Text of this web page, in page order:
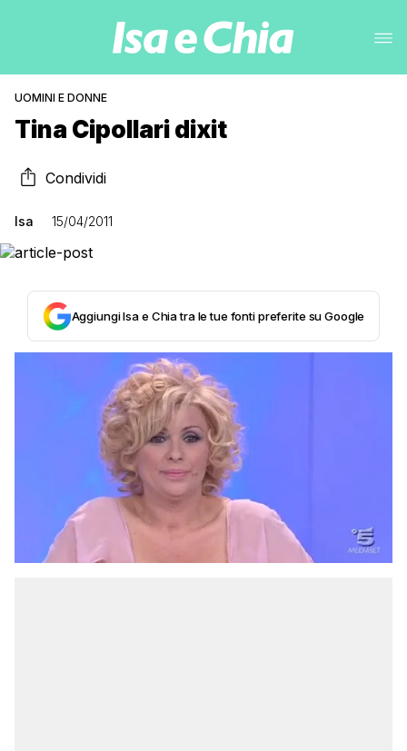
UOMINI E DONNE
Tina Cipollari dixit
Condividi
Isa 15/04/2011
Aggiungi Isa e Chia tra le tue fonti preferite su Google